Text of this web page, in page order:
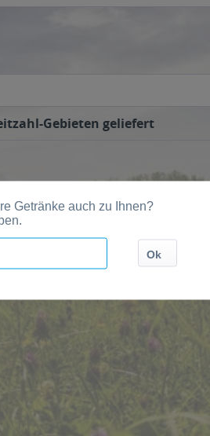
Gebieten geliefert